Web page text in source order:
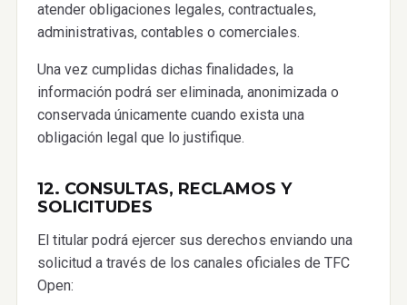
atender obligaciones legales, contractuales,
administrativas, contables o comerciales.
Una vez cumplidas dichas finalidades, la
información podrá ser eliminada, anonimizada o
conservada únicamente cuando exista una
obligación legal que lo justifique.
12. CONSULTAS, RECLAMOS Y
SOLICITUDES
El titular podrá ejercer sus derechos enviando una
solicitud a través de los canales oficiales de TFC
Open: